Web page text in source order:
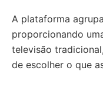
A plataforma
proporcionando
televisão
de escolher o que